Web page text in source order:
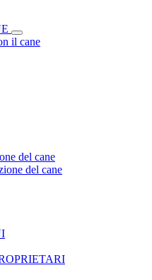
il cane
del cane
del cane